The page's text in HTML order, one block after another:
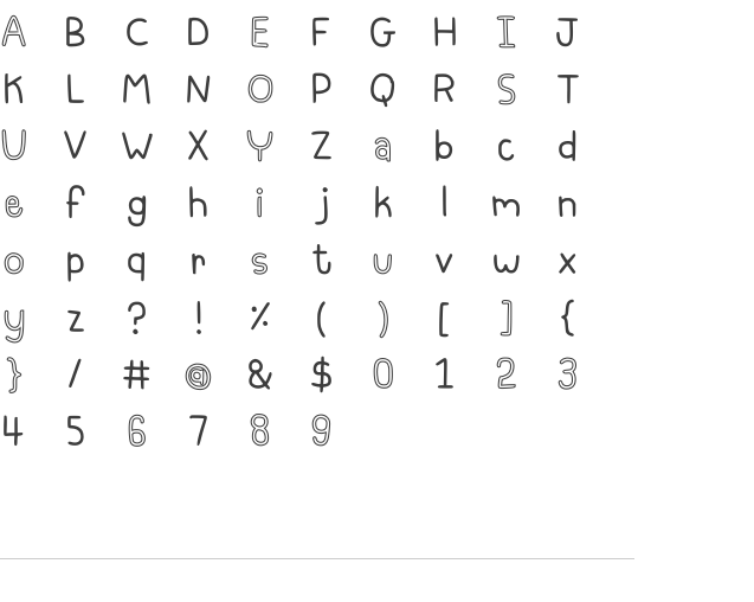
A B C D E F G H I
J
K
L M N O P Q R S
T
U
V W X Y Z a b c
d
e
f g h i j k l m
n
o
p q r s t u v w
x
y
z ? ! % ( ) [ ]
{
}
/ # @ & $ 0 1 2
3
4
5 6 7 8 9
ภาษา คือ เครื่องมือสำคัญที่ทำให้ความ
เป็นชาติดำรงอยู่ได้ ภาษา คือ สะพาน
เชื่อมตัวตนของชนชาติ ตัวพิมพ์ คือ
เครื่องมือสำคัญที่ทำให้ภาษาดำรงอยู่ได้
แบบตัวพิมพ์ที่พัฒนาทันกระแสการ
เปลี่ยนแปลง คือ โครงสร้างแกร่งของ
สะพานที่เชื่อมตัวตนของชาติ